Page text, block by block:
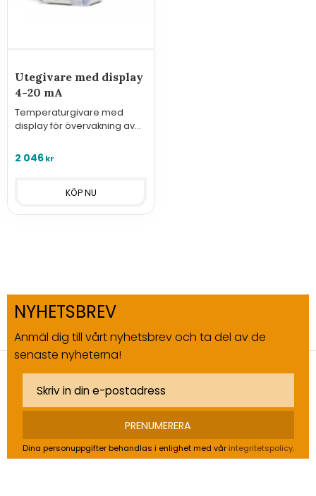
Utegivare med display
4-20 mA
Temperaturgivare med
display för övervakning av
analog utgång 4-20 mA.
2 046kr
NYHETSBREV
Anmäl dig till vårt nyhetsbrev och ta del av de
senaste nyheterna!
PRENUMERERA
Dina personuppgifter behandlas i enlighet med vår integritetspolicy.